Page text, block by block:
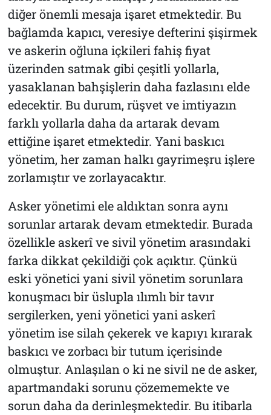
diğer önemli mesaja işaret etmektedir. Bu
bağlamda kapıcı, veresiye defterini şişirmek
ve askerin oğluna içkileri fahiş fiyat
üzerinden satmak gibi çeşitli yollarla,
yasaklanan bahşişlerin daha fazlasını elde
edecektir. Bu durum, rüşvet ve imtiyazın
farklı yollarla daha da artarak devam
ettiğine işaret etmektedir. Yani baskıcı
yönetim, her zaman halkı gayrimeşru işlere
zorlamıştır ve zorlayacaktır.
Asker yönetimi ele aldıktan sonra aynı
sorunlar artarak devam etmektedir. Burada
özellikle askerî ve sivil yönetim arasındaki
farka dikkat çekildiği çok açıktır. Çünkü
eski yönetici yani sivil yönetim sorunlara
konuşmacı bir üslupla ılımlı bir tavır
sergilerken, yeni yönetici yani askerî
yönetim ise silah çekerek ve kapıyı kırarak
baskıcı ve zorbacı bir tutum içerisinde
olmuştur. Anlaşılan o ki ne sivil ne de asker,
apartmandaki sorunu çözememekte ve
sorun daha da derinleşmektedir. Bu itibarla